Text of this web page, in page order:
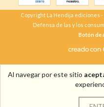
Al navegar por este sitio
Copyright La Hendija ediciones
Defensa de las y los
Botón de